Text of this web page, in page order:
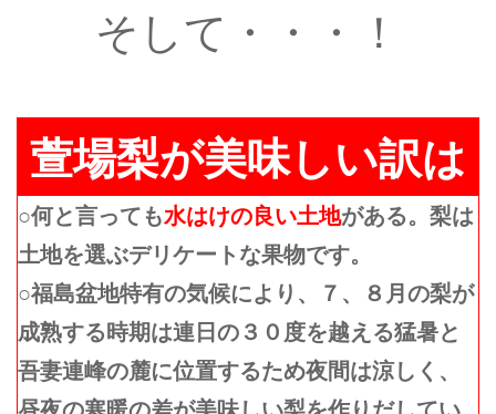
そして・・・！
萱場梨が美味しい訳は
○何と言っても水はけの良い土地がある。梨は
土地を選ぶデリケートな果物です。
○福島盆地特有の気候により、７、８月の梨が
成熟する時期は連日の３０度を越える猛暑と
吾妻連峰の麓に位置するため夜間は涼しく、